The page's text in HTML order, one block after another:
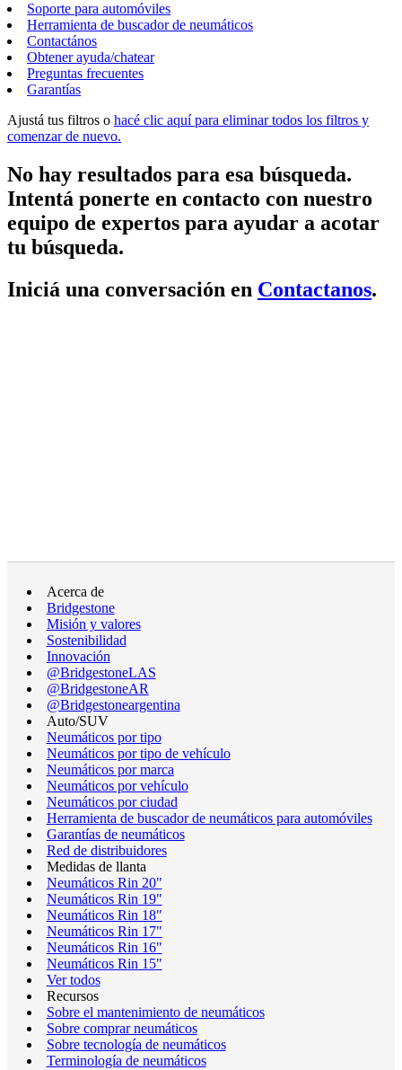
Soporte para automóviles
Herramienta de buscador de neumáticos
Contactános
Obtener ayuda/chatear
Preguntas frecuentes
Garantías
Ajustá tus filtros o hacé clic aquí para eliminar todos los filtros y
comenzar de nuevo.
No hay resultados para esa búsqueda.
Intentá ponerte en contacto con nuestro
equipo de expertos para ayudar a acotar
tu búsqueda.
Iniciá una conversación en Contactanos.
Acerca de
Bridgestone
Misión y valores
Sostenibilidad
Innovación
@BridgestoneLAS
@BridgestoneAR
@Bridgestoneargentina
Auto/SUV
Neumáticos por tipo
Neumáticos por tipo de vehículo
Neumáticos por marca
Neumáticos por vehículo
Neumáticos por ciudad
Herramienta de buscador de neumáticos para automóviles
Garantías de neumáticos
Red de distribuidores
Medidas de llanta
Neumáticos Rin 20"
Neumáticos Rin 19"
Neumáticos Rin 18"
Neumáticos Rin 17"
Neumáticos Rin 16"
Neumáticos Rin 15"
Ver todos
Recursos
Sobre el mantenimiento de neumáticos
Sobre comprar neumáticos
Sobre tecnología de neumáticos
Terminología de neumáticos